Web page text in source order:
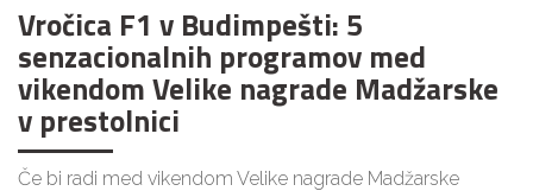
Vročica F1 v Budimpešti: 5
senzacionalnih programov med
vikendom Velike nagrade Madžarske
v prestolnici
Če bi radi med vikendom Velike nagrade Madžarske